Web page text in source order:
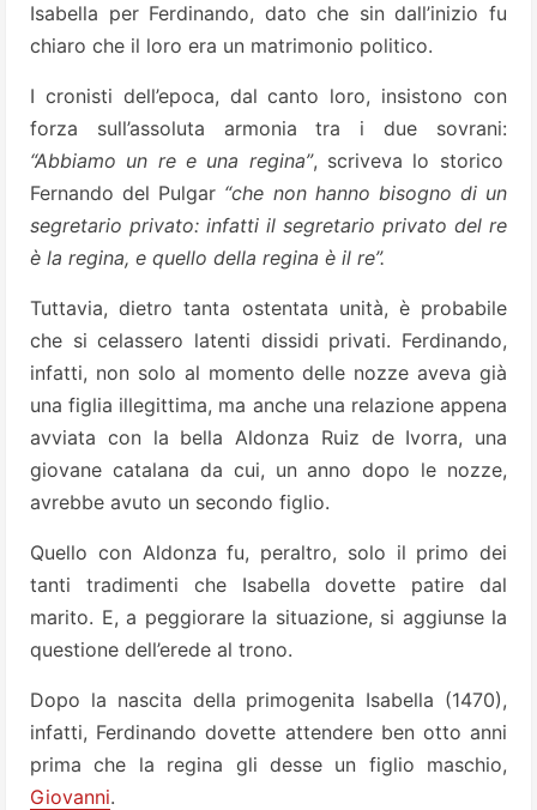
Isabella per Ferdinando, dato che sin dall’inizio fu
chiaro che il loro era un matrimonio politico.
I cronisti dell’epoca, dal canto loro, insistono con
forza sull’assoluta armonia tra i due sovrani:
“Abbiamo un re e una regina”, scriveva lo storico
Fernando del Pulgar “che non hanno bisogno di un
segretario privato: infatti il segretario privato del re
è la regina, e quello della regina è il re”.
Tuttavia, dietro tanta ostentata unità, è probabile
che si celassero latenti dissidi privati. Ferdinando,
infatti, non solo al momento delle nozze aveva già
una figlia illegittima, ma anche una relazione appena
avviata con la bella Aldonza Ruiz de Ivorra, una
giovane catalana da cui, un anno dopo le nozze,
avrebbe avuto un secondo figlio.
Quello con Aldonza fu, peraltro, solo il primo dei
tanti tradimenti che Isabella dovette patire dal
marito. E, a peggiorare la situazione, si aggiunse la
questione dell’erede al trono.
Dopo la nascita della primogenita Isabella (1470),
infatti, Ferdinando dovette attendere ben otto anni
prima che la regina gli desse un figlio maschio,
Giovanni.